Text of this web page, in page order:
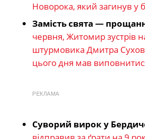
Новорока, який загинув у
Замість свята —
червня, Житомир зустрів
штурмовика Дмитра
цього дня мав
РЕКЛАМА
Суворий вирок у